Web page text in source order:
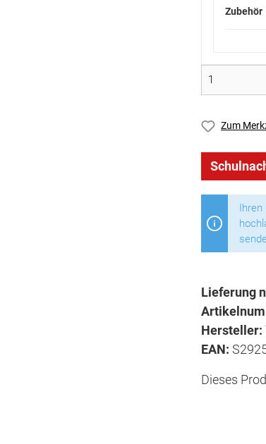
Zubehör
Zum
Ihren
Lieferung
Hersteller:
EAN:
Dieses